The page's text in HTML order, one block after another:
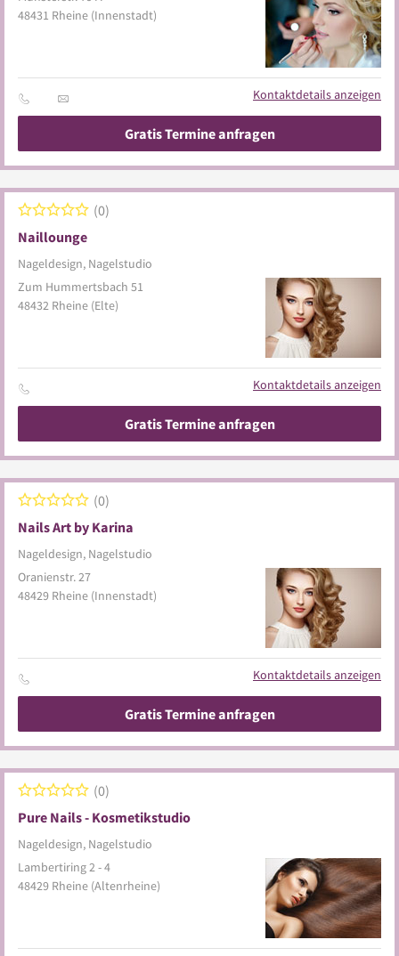
48431 Rheine (Innenstadt)
Kontaktdetails anzeigen
Gratis Termine anfragen
Naillounge
Nageldesign, Nagelstudio
0
Zum Hummertsbach 51
48432 Rheine (Elte)
Kontaktdetails anzeigen
Gratis Termine anfragen
Nails Art by Karina
Nageldesign, Nagelstudio
0
Oranienstr. 27
48429 Rheine (Innenstadt)
Kontaktdetails anzeigen
Gratis Termine anfragen
Pure Nails - Kosmetikstudio
Nageldesign, Nagelstudio
0
Lambertiring 2 - 4
48429 Rheine (Altenrheine)